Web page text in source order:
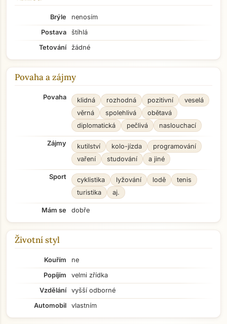
Brýle
nenosím
Postava
štíhlá
Tetování
žádné
Povaha a zájmy
Povaha klidná rozhodná pozitivní
veselá
věrná
spolehlivá
obětavá
diplomatická
pečlivá naslouchací
Zájmy kutilství kolo-jízda
programování
vaření
studování a jiné
Sport cyklistika lyžování lodě
tenis
turistika
aj.
Mám se dobře
Životní styl
Kouřím
ne
Popíjím
velmi zřídka
Vzdělání
vyšší odborné
Automobil
vlastním